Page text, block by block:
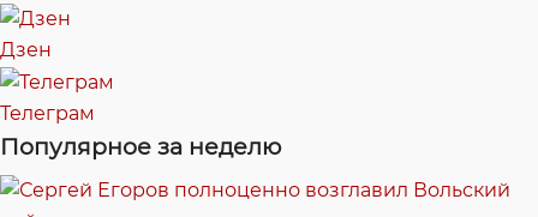
Дзен
Телеграм
Популярное за неделю